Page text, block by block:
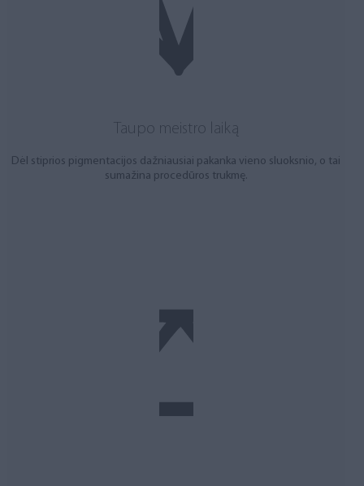
Taupo meistro laiką
Dėl stiprios pigmentacijos dažniausiai pakanka vieno sluoksnio, o tai
sumažina procedūros trukmę.